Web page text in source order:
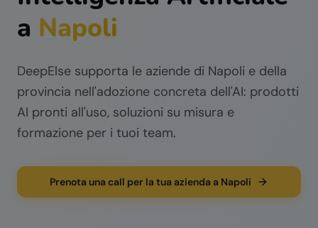
a Napoli
DeepElse supporta le aziende di Napoli e della
provincia nell'adozione concreta dell'AI: prodotti
AI pronti all'uso, soluzioni su misura e
formazione per i tuoi team.
Prenota una call per la tua azienda a Napoli